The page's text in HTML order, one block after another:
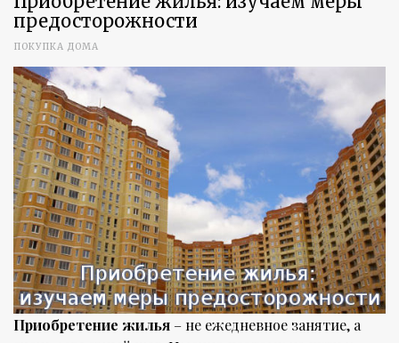
предосторожности
ПОКУПКА ДОМА
Приобретение жилья – не ежедневное занятие, а